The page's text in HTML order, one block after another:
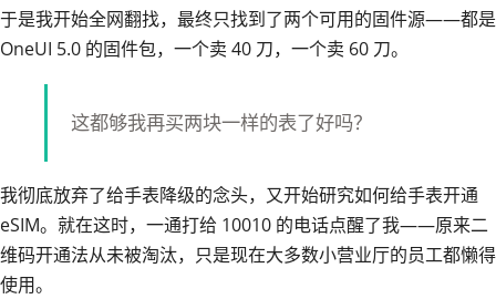
于是我开始全网翻找，最终只找到了两个可用的固件源——都是
OneUI 5.0 的固件包，一个卖 40 刀，一个卖 60 刀。
这都够我再买两块一样的表了好吗？
我彻底放弃了给手表降级的念头，又开始研究如何给手表开通
eSIM。就在这时，一通打给 10010 的电话点醒了我——原来二
维码开通法从未被淘汰，只是现在大多数小营业厅的员工都懒得
使用。